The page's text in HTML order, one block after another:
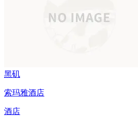
黑矶
索玛雅酒店
酒店